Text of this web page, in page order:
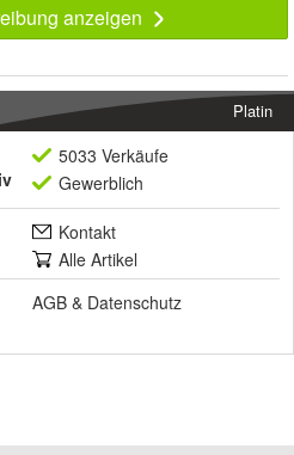
anzeigen
Platin
5033 Verkäufe
Gewerblich
Kontakt
Alle Artikel
AGB & Datenschutz